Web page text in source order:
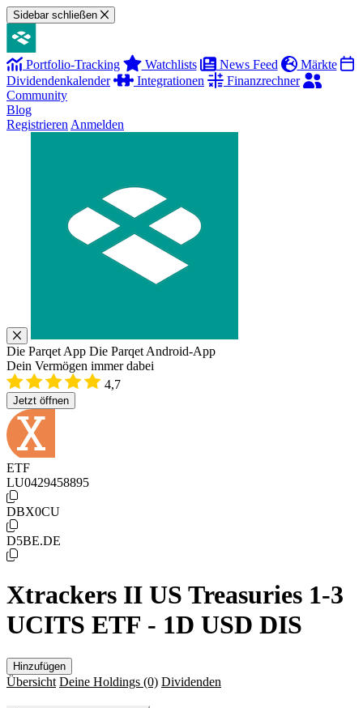
Sidebar schließen
Portfolio-Tracking Watchlists News Feed
Märkte
Dividendenkalender
Integrationen
Finanzrechner
Community
Blog
Registrieren Anmelden
Die Parqet App Die Parqet Android-App
Dein Vermögen immer dabei
4,7
Jetzt öffnen
ETF
LU0429458895
DBX0CU
D5BE.DE
Xtrackers II US Treasuries 1-3
UCITS ETF - 1D USD DIS
Hinzufügen
Übersicht Deine Holdings (0) Dividenden